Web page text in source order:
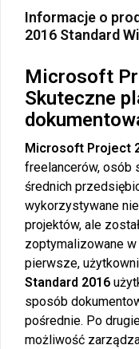
Informacje o
2016 Standard
Microsoft
Skuteczne
Microsoft Project
freelancerów, osób
średnich
wykorzystywane
projektów, ale
zoptymalizowane
pierwsze,
Standard 2016
sposób
pośrednie. Po
możliwość